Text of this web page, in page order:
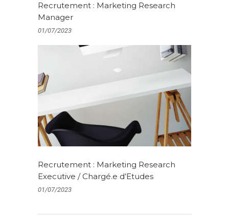
Recrutement : Marketing Research
Manager
01/07/2023
Recrutement : Marketing Research
Executive / Chargé.e d’Etudes
01/07/2023